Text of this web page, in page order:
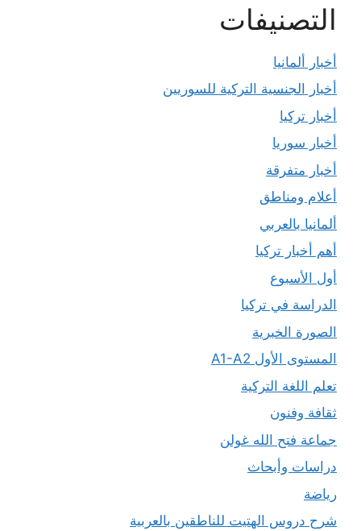
التصنيفات
أخبار ألمانيا
أخبار الجنسية التركية للسوريين
أخبار تركيا
أخبار سوريا
أخبار متفرقة
أعلام ومناطق
ألمانيا بالعربي
أهم أخبار تركيا
أول الأسبوع
الدراسة في تركيا
الصورة الخبرية
المستوى الأول A1-A2
تعلم اللغة التركية
ثقافة وفنون
جماعة فتح الله غولن
دراسات وأبحاث
رياضة
شرح دروس الهتيت للناطقين بالعربية